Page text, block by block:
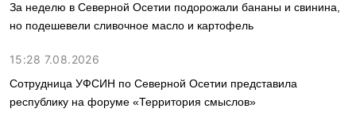
За неделю в Северной Осетии подорожали бананы и свинина,
но подешевели сливочное масло и картофель
15:28 7.08.2026
Сотрудница УФСИН по Северной Осетии представила
республику на форуме «Территория смыслов»